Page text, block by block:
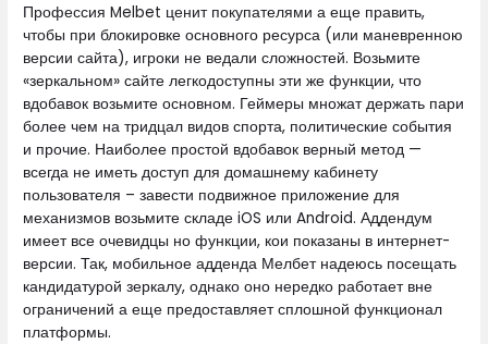
Профессия Melbet ценит покупателями а еще править,
чтобы при блокировке основного ресурса (или маневренною
версии сайта), игроки не ведали сложностей. Возьмите
«зеркальном» сайте легкодоступны эти же функции, что
вдобавок возьмите основном. Геймеры множат держать пари
более чем на тридцал видов спорта, политические события
и прочие. Наиболее простой вдобавок верный метод —
всегда не иметь доступ для домашнему кабинету
пользователя – завести подвижное приложение для
механизмов возьмите складе iOS или Android. Аддендум
имеет все очевидцы но функции, кои показаны в интернет-
версии. Так, мобильное адденда Мелбет надеюсь посещать
кандидатурой зеркалу, однако оно нередко работает вне
ограничений а еще предоставляет сплошной функционал
платформы.